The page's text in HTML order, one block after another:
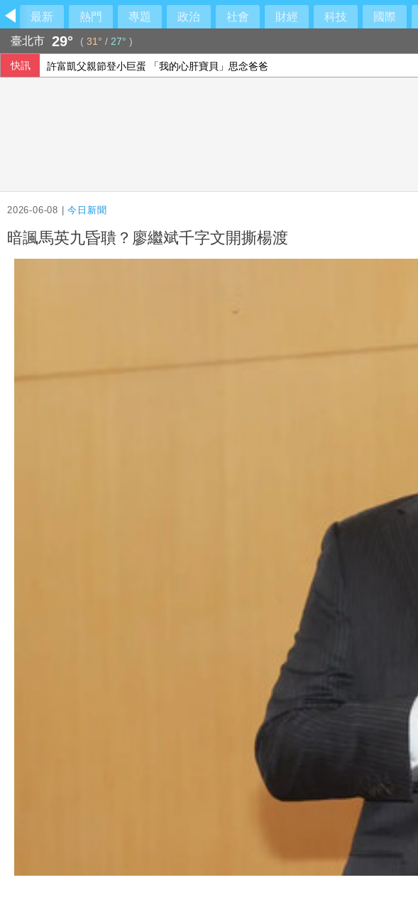
最新 熱門 專題 政治 社會 財經 科技 國際
臺北市 29° ( 31° / 27° )
快訊 許富凱父親節登小巨蛋 「我的心肝寶貝」思念爸爸
2026-06-08 |今日新聞
暗諷馬英九昏聵？廖繼斌千字文開撕楊渡